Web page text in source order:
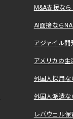
M&A支援な
AI面接なら
アジャイル
アメリカの
外国人採用
外国人派遣な
レバウェル